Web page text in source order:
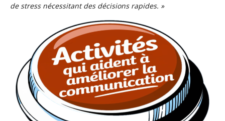
de stress nécessitant des décisions rapides. »